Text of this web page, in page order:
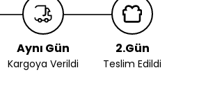
Aynı Gün
Kargoya Verildi
2.Gün
Teslim Edildi